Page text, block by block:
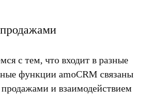
с тем, что входит в разные
функции amoCRM связаны
и взаимодействием